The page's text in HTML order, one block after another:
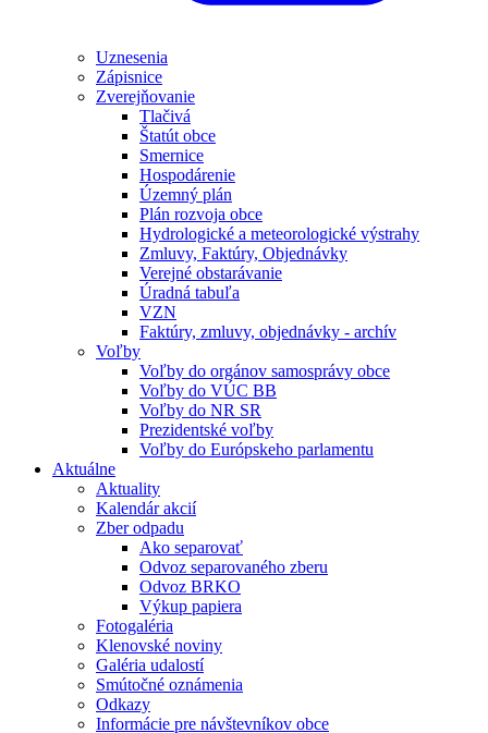
Uznesenia
Zápisnice
Zverejňovanie
Tlačivá
Štatút obce
Smernice
Hospodárenie
Územný plán
Plán rozvoja obce
Hydrologické a meteorologické výstrahy
Zmluvy, Faktúry, Objednávky
Verejné obstarávanie
Úradná tabuľa
VZN
Faktúry, zmluvy, objednávky - archív
Voľby
Voľby do orgánov samosprávy obce
Voľby do VÚC BB
Voľby do NR SR
Prezidentské voľby
Voľby do Európskeho parlamentu
Aktuálne
Aktuality
Kalendár akcií
Zber odpadu
Ako separovať
Odvoz separovaného zberu
Odvoz BRKO
Výkup papiera
Fotogaléria
Klenovské noviny
Galéria udalostí
Smútočné oznámenia
Odkazy
Informácie pre návštevníkov obce